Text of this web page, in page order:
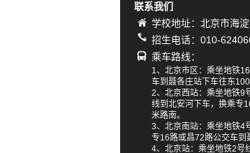
联系我们
学校地址：北京市海
招生电话：010-
乘车路线：
1、北京市区：乘坐地铁
车到聂各庄站下车往东100
2、北京西站：乘坐地铁9
线到北安河下车，换乘专
米路南。
3、北京南站：乘坐地铁4
专16路或昌72路公交车到
4、北京站：乘坐地铁2号